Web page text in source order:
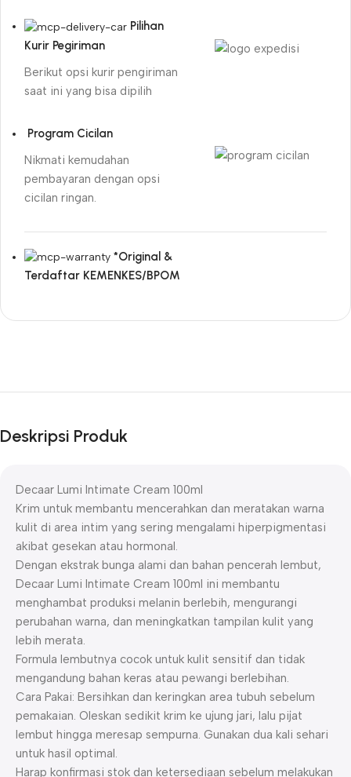
Pilihan
Kurir Pegiriman
Berikut opsi kurir pengiriman
saat ini yang bisa dipilih
Program Cicilan
Nikmati kemudahan
pembayaran dengan opsi
cicilan ringan.
*Original &
Terdaftar KEMENKES/BPOM
Deskripsi Produk
Decaar Lumi Intimate Cream 100ml
Krim untuk membantu mencerahkan dan meratakan warna
kulit di area intim yang sering mengalami hiperpigmentasi
akibat gesekan atau hormonal.
Dengan ekstrak bunga alami dan bahan pencerah lembut,
Decaar Lumi Intimate Cream 100ml ini membantu
menghambat produksi melanin berlebih, mengurangi
perubahan warna, dan meningkatkan tampilan kulit yang
lebih merata.
Formula lembutnya cocok untuk kulit sensitif dan tidak
mengandung bahan keras atau pewangi berlebihan.
Cara Pakai: Bersihkan dan keringkan area tubuh sebelum
pemakaian. Oleskan sedikit krim ke ujung jari, lalu pijat
lembut hingga meresap sempurna. Gunakan dua kali sehari
untuk hasil optimal.
Harap konfirmasi stok dan ketersediaan sebelum melakukan